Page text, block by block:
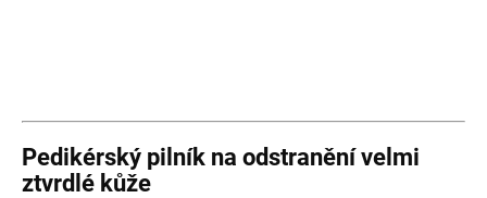
Pedikérský pilník na odstranění velmi
ztvrdlé kůže